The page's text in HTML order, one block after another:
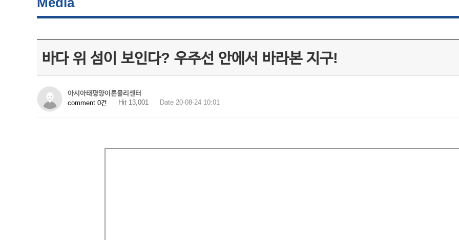
바다 위 섬이 보인다? 우주선 안에서 바라본 지구!
아시아태평양이론물리센터
comment 0건
Hit 13,001 Date 20-08-24 10:01